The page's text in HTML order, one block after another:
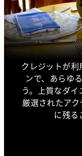
クレジットが
ンで、あらゆ
う。上質なダイ
厳選されたア
に残る